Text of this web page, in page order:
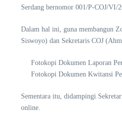
Serdang bernomor 001/P-COJ/VI/
Dalam hal ini, guna membangun
Siswoyo) dan Sekretaris COJ
Fotokopi Dokumen Laporan
Fotokopi Dokumen Kwitansi
Sementara itu, didampingi
online.